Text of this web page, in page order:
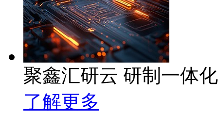
聚鑫汇研云 研制一体
了解更多